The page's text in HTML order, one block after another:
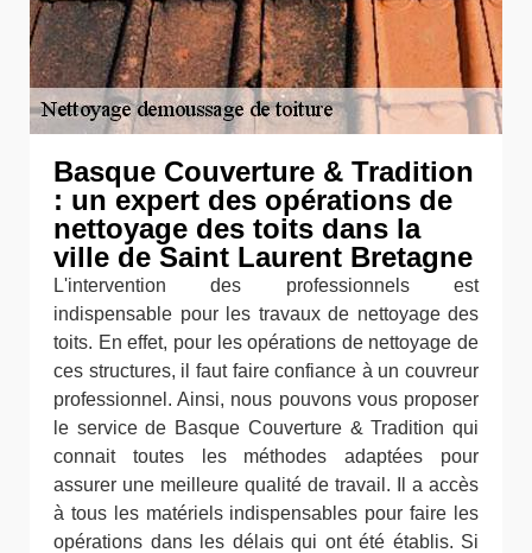
Basque Couverture & Tradition
: un expert des opérations de
nettoyage des toits dans la
ville de Saint Laurent Bretagne
L'intervention des professionnels est
indispensable pour les travaux de nettoyage des
toits. En effet, pour les opérations de nettoyage de
ces structures, il faut faire confiance à un couvreur
professionnel. Ainsi, nous pouvons vous proposer
le service de Basque Couverture & Tradition qui
connait toutes les méthodes adaptées pour
assurer une meilleure qualité de travail. Il a accès
à tous les matériels indispensables pour faire les
opérations dans les délais qui ont été établis. Si